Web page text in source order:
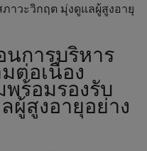
าวะวิกฤต มุ่งดูแลผู้สูงอายุ
การบริหาร
ต่อเนื่อง
พร้อมรองรับ
ผู้สูงอายุอย่าง